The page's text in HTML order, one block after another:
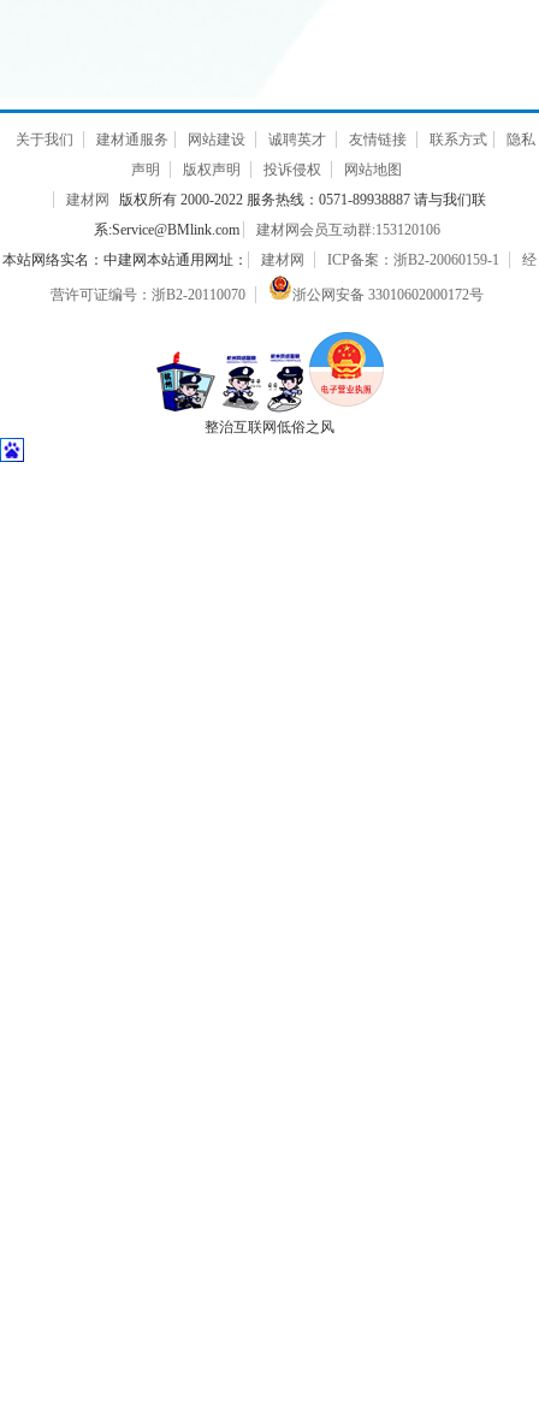
关于我们 建材通服务 网站建设 诚聘英才 友情链接 联系方式
隐私
声明
版权声明 投诉侵权
网站地图
建材网
版权所有 2000-2022 服务热线：0571-89938887 请与我们联
系:Service@BMlink.com
建材网会员互动群:153120106
本站网络实名：中建网本站通用网址：
建材网 ICP备案：浙B2-20060159-1 经
营许可证编号：浙B2-20110070 浙公网安备 33010602000172号
整治互联网低俗之风